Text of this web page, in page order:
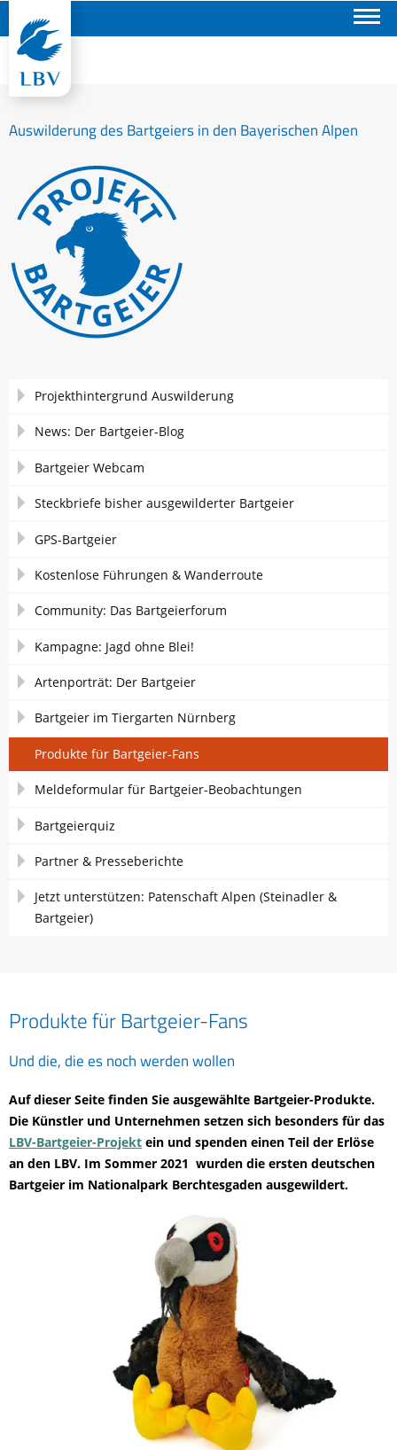
Auswilderung des Bartgeiers in den Bayerischen Alpen
Navigation
Projekthintergrund Auswilderung
News: Der Bartgeier-Blog
Bartgeier Webcam
Steckbriefe bisher ausgewilderter Bartgeier
GPS-Bartgeier
Kostenlose Führungen & Wanderroute
Community: Das Bartgeierforum
Kampagne: Jagd ohne Blei!
Artenporträt: Der Bartgeier
Bartgeier im Tiergarten Nürnberg
Produkte für Bartgeier-Fans
Meldeformular für Bartgeier-Beobachtungen
Bartgeierquiz
Partner & Presseberichte
Jetzt unterstützen: Patenschaft Alpen (Steinadler &
Bartgeier)
Produkte für Bartgeier-Fans
Und die, die es noch werden wollen
Auf dieser Seite finden Sie ausgewählte Bartgeier-Produkte.
Die Künstler und Unternehmen setzen sich besonders für das
LBV-Bartgeier-Projekt ein und spenden einen Teil der Erlöse
an den LBV. Im Sommer 2021 wurden die ersten deutschen
Bartgeier im Nationalpark Berchtesgaden ausgewildert.